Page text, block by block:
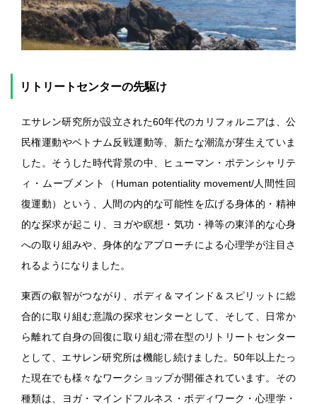
リトリートセンターの先駆け
エサレン研究所が設立された60年代のカリフォルニアは、公
民権運動やベトナム反戦運動等、新たな潮流が芽生えていま
した。そうした時代背景の中、ヒューマン・ポテンシャリテ
ィ・ムーブメント（Human potentiality movement/人間性回
復運動）という、人間の内的な可能性を広げる身体的・精神
的な探求が起こり、ヨガや瞑想・気功・禅等の東洋的な心身
への取り組みや、身体的なアプローチによる心理学が注目さ
れるようになりました。
東西の叡智がつながり、ボディ＆マインド＆スピリットに総
合的に取り組む意識の探求センターとして、そして、日常か
ら離れて自身の回復に取り組む滞在型のリトリートセンター
として、エサレン研究所は機能し続けました。50年以上たっ
た現在でも様々なワークショップが開催されています。その
種類は、ヨガ・マインドフルネス・ボディワーク・心理学・